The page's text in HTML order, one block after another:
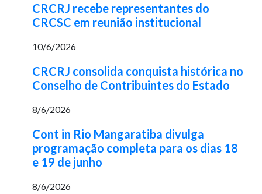
CRCRJ recebe representantes do
CRCSC em reunião institucional
10/6/2026
CRCRJ consolida conquista histórica no
Conselho de Contribuintes do Estado
8/6/2026
Cont in Rio Mangaratiba divulga
programação completa para os dias 18
e 19 de junho
8/6/2026